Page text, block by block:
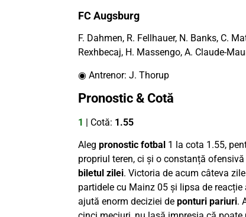
FC Augsburg
F. Dahmen, R. Fellhauer, N. Banks, C.
Rexhbecaj, H. Massengo, A. Claude-
◉ Antrenor: J. Thorup
Pronostic & Cotă
1 | Cotă: 1.55
Aleg pronostic fotbal 1 la cota 1.55,
propriul teren, ci și o constanță
biletul zilei. Victoria de acum câteva
partidele cu Mainz 05 și lipsa de
ajută enorm deciziei de ponturi pariuri.